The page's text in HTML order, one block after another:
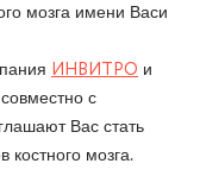
мозга имени Васи
ИНВИТРО и
с
Вас стать
мозга.